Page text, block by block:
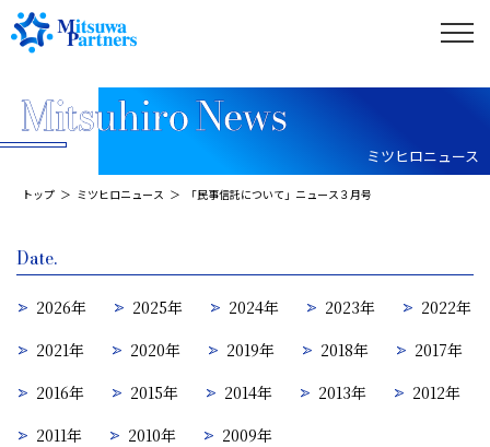
ミツヒロニュース
トップ ミツヒロニュース 「民事信託について」ニュース３月号
Date.
2026年 2025年 2024年 2023年
2022年
2021年
2020年 2019年 2018年
2017年
2016年
2015年 2014年 2013年
2012年
2011年
2010年 2009年